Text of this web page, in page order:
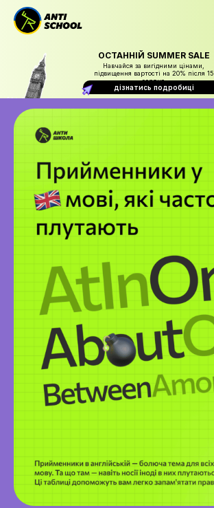
ОСТАННІЙ SUMMER SALE
дізнатись подробиці
Навчайся за вигідними цінами,
підвищення вартості на 20% після 15
серпня